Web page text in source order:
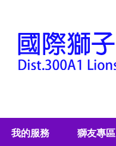
我的服務 獅友專區